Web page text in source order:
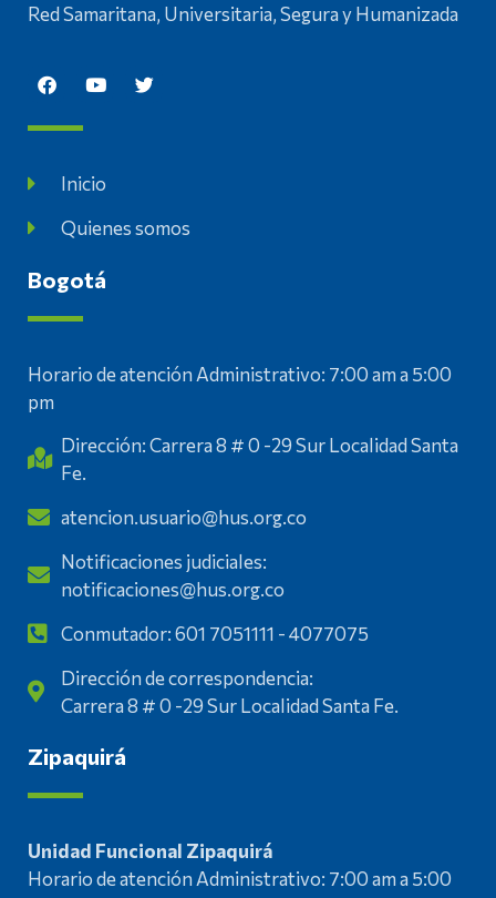
Red Samaritana, Universitaria, Segura y Humanizada
Inicio
Quienes somos
Bogotá
Horario de atención Administrativo: 7:00 am a 5:00
pm
Dirección: Carrera 8 # 0 -29 Sur Localidad Santa
Fe.
atencion.usuario@hus.org.co
Notificaciones judiciales:
notificaciones@hus.org.co
Conmutador: 601 7051111 - 4077075
Dirección de correspondencia:
Carrera 8 # 0 -29 Sur Localidad Santa Fe.
Zipaquirá
Unidad Funcional Zipaquirá
Horario de atención Administrativo: 7:00 am a 5:00